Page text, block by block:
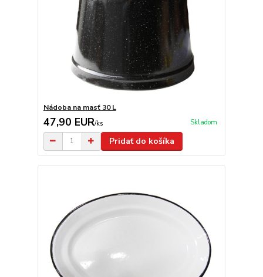
Nádoba na masť 30 L
47,90 EUR/ks Skladom
Pridať do košíka